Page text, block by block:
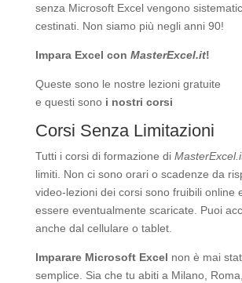
senza Microsoft Excel vengono
cestinati. Non siamo più negli anni 90!
Impara Excel con MasterExcel.it!
Queste sono le nostre lezioni gratuite
e questi sono i nostri corsi
Corsi Senza Limitazioni
Tutti i corsi di formazione di
limiti. Non ci sono orari o scadenze da
video-lezioni dei corsi sono fruibili online
essere eventualmente scaricate. Puoi
anche dal cellulare o tablet.
Imparare Microsoft Excel non è mai
semplice. Sia che tu abiti a Milano,